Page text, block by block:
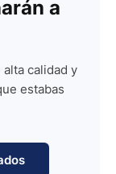
a
calidad y
estabas